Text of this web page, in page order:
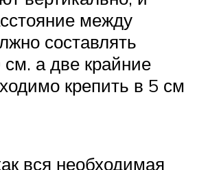
между
составлять
а две крайние
крепить в 5 см
вся необходимая